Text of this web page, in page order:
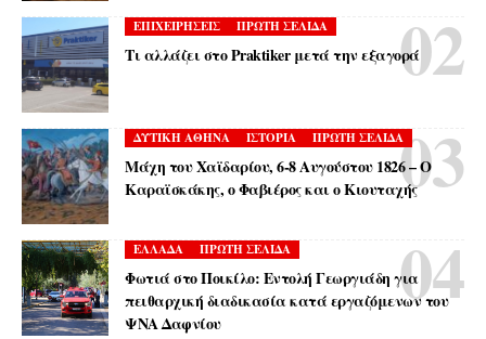
ΕΠΙΧΕΙΡΗΣΕΙΣ ΠΡΩΤΗ ΣΕΛΙΔΑ
Τι αλλάζει στο Praktiker μετά την εξαγορά
ΔΥΤΙΚΗ ΑΘΗΝΑ ΙΣΤΟΡΙΑ ΠΡΩΤΗ ΣΕΛΙΔΑ
Μάχη του Χαϊδαρίου, 6-8 Αυγούστου 1826 – Ο
Καραϊσκάκης, ο Φαβιέρος και ο Κιουταχής
ΕΛΛΑΔΑ ΠΡΩΤΗ ΣΕΛΙΔΑ
Φωτιά στο Ποικίλο: Εντολή Γεωργιάδη για
πειθαρχική διαδικασία κατά εργαζόμενων του
ΨΝΑ Δαφνίου